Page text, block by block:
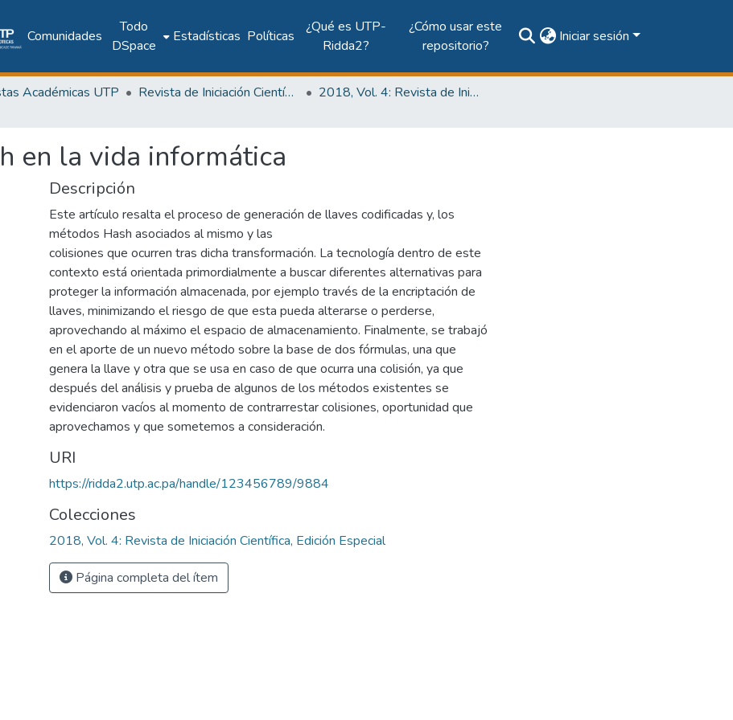
Comunidades
Todo
DSpace
Estadísticas Políticas
¿Qué es UTP-
Ridda2?
¿Cómo usar este
repositorio?
Iniciar sesión
Académicas UTP Revista de Iniciación Científica
2018, Vol. 4: Revista de Iniciación Científica, Edición Especial
en la vida informática
Descripción
Este artículo resalta el proceso de generación de llaves codificadas y, los
métodos Hash asociados al mismo y las
colisiones que ocurren tras dicha transformación. La tecnología dentro de este
contexto está orientada primordialmente a buscar diferentes alternativas para
proteger la información almacenada, por ejemplo través de la encriptación de
llaves, minimizando el riesgo de que esta pueda alterarse o perderse,
aprovechando al máximo el espacio de almacenamiento. Finalmente, se trabajó
en el aporte de un nuevo método sobre la base de dos fórmulas, una que
genera la llave y otra que se usa en caso de que ocurra una colisión, ya que
después del análisis y prueba de algunos de los métodos existentes se
evidenciaron vacíos al momento de contrarrestar colisiones, oportunidad que
aprovechamos y que sometemos a consideración.
URI
https://ridda2.utp.ac.pa/handle/123456789/9884
Colecciones
2018, Vol. 4: Revista de Iniciación Científica, Edición Especial
Página completa del ítem